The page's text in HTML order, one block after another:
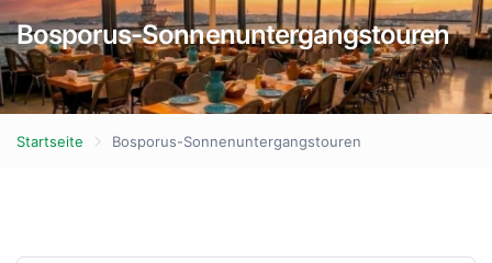
Bosporus-Sonnenuntergangstouren
Startseite Bosporus-Sonnenuntergangstouren